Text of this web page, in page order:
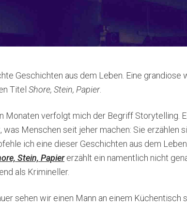
Geschichten aus dem Leben. Eine grandiose
Titel Shore, Stein, Papier.
Monaten verfolgt mich der Begriff Storytelling.
was Menschen seit jeher machen: Sie erzählen
ich eine dieser Geschichten aus dem
Stein, Papiererzählt ein namentlich nicht
als Krimineller.
sehen wir einen Mann an einem Küchentisch